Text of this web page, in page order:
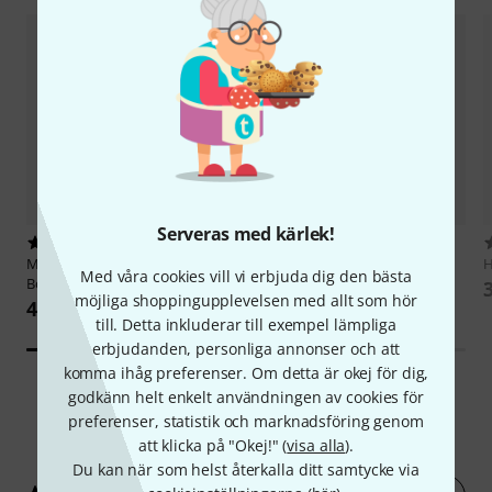
Serveras med kärlek!
Med våra cookies vill vi erbjuda dig den bästa
möjliga shoppingupplevelsen med allt som hör
till. Detta inkluderar till exempel lämpliga
erbjudanden, personliga annonser och att
komma ihåg preferenser. Om detta är okej för dig,
godkänn helt enkelt användningen av cookies för
preferenser, statistik och marknadsföring genom
att klicka på "Okej!" (visa alla).
Du kan när som helst återkalla ditt samtycke via
Martin Schmidt
Book 2
498 kr
Metallica Black Album Guitar
422 kr
7Kundbetyg